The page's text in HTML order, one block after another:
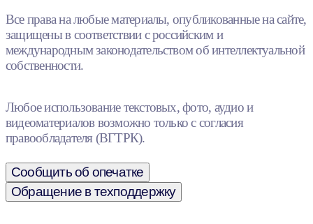
Все права на любые материалы, опубликованные на сайте,
защищены в соответствии с российским и
международным законодательством об интеллектуальной
собственности.
Любое использование текстовых, фото, аудио и
видеоматериалов возможно только с согласия
правообладателя (ВГТРК).
Сообщить об опечатке
Обращение в техподдержку